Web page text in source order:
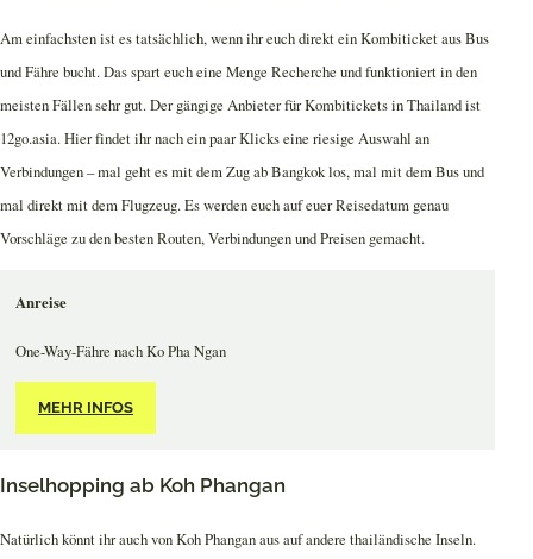
Am einfachsten ist es tatsächlich, wenn ihr euch direkt ein Kombiticket aus Bus
und Fähre bucht. Das spart euch eine Menge Recherche und funktioniert in den
meisten Fällen sehr gut. Der gängige Anbieter für Kombitickets in Thailand ist
12go.asia. Hier findet ihr nach ein paar Klicks eine riesige Auswahl an
Verbindungen – mal geht es mit dem Zug ab Bangkok los, mal mit dem Bus und
mal direkt mit dem Flugzeug. Es werden euch auf euer Reisedatum genau
Vorschläge zu den besten Routen, Verbindungen und Preisen gemacht.
Anreise
One-Way-Fähre nach Ko Pha Ngan
MEHR INFOS
Inselhopping ab Koh Phangan
Natürlich könnt ihr auch von Koh Phangan aus auf andere thailändische Inseln.